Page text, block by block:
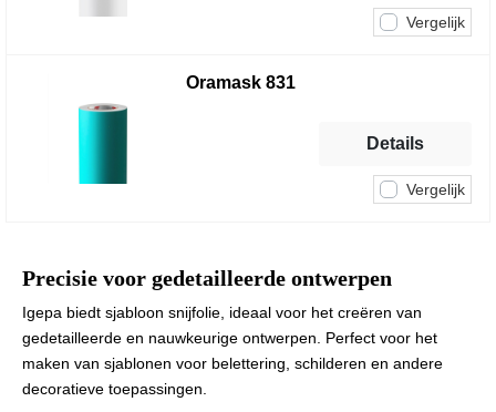
Vergelijk
Oramask 831
Vergelijk
Details
Precisie voor gedetailleerde ontwerpen
Igepa biedt sjabloon snijfolie, ideaal voor het creëren van
gedetailleerde en nauwkeurige ontwerpen. Perfect voor het
maken van sjablonen voor belettering, schilderen en andere
decoratieve toepassingen.